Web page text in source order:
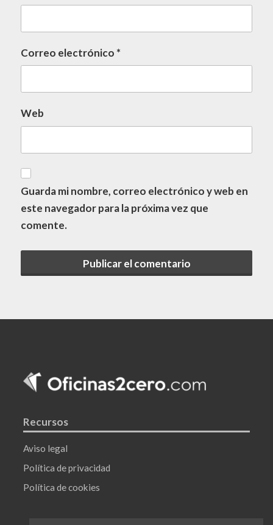
Correo electrónico *
Web
Guarda mi nombre, correo electrónico y web en
este navegador para la próxima vez que
comente.
Recursos
Aviso legal
Política de privacidad
Política de cookies